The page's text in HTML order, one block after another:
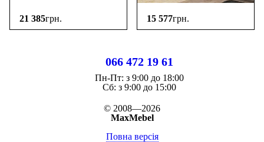
21 385грн. 15 577грн.
066 472 19 61
Пн-Пт: з 9:00 до 18:00
Cб: з 9:00 до 15:00
© 2008—2026
MaxMebel
Повна версія